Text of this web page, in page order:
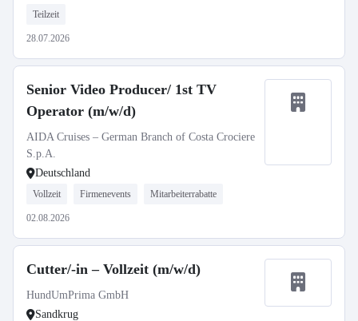
Teilzeit
28.07.2026
Senior Video Producer/ 1st TV
Operator (m/w/d)
AIDA Cruises – German Branch of Costa Crociere
S.p.A.
Deutschland
Vollzeit Firmenevents Mitarbeiterrabatte
02.08.2026
Cutter/-in – Vollzeit (m/w/d)
HundUmPrima GmbH
Sandkrug